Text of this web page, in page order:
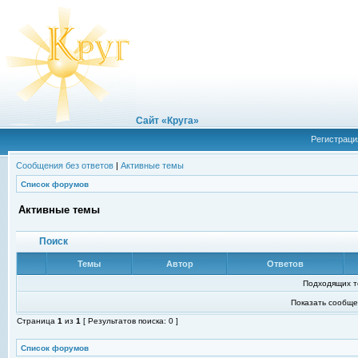
Сайт «Круга»
Сообщения без ответов | Активные темы
Список форумов
Активные темы
Поиск
Темы Автор Ответов
Подходящих
Показать
Страница 1 из 1 [ Результатов поиска: 0 ]
Список форумов